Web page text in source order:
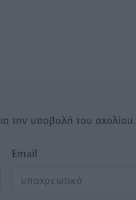
την υποβολή του σχολίου.
Email